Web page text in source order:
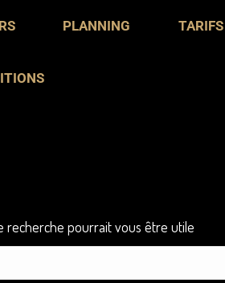
PLANNING TARIFS
recherche pourrait vous être utile
PLANNING TARIFS